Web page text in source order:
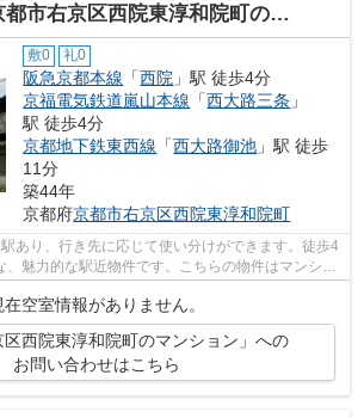
市右京区西院東淳和院町のマンション
敷0 礼0
阪急京都本線 「西院 」駅 徒歩4分
京福電気鉄道嵐山本線 「西大路三条 」
駅 徒歩4分
京都地下鉄東西線 「西大路御池 」駅 徒歩
11分
築44年
京都府京都市右京区西院東淳和院町
あり、行き先に応じて使い分けができます。徒歩4
魅力的な駅近物件です。こちらの物件はマンショ
の中からお探...
在空室情報がありません。
区西院東淳和院町のマンション」への
お問い合わせはこちら